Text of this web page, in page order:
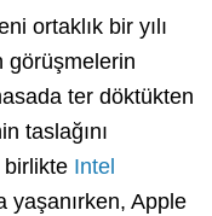
ortaklık bir yılı
görüşmelerin
ter döktükten
taslağını
birlikte Intel
yaşanırken, Apple